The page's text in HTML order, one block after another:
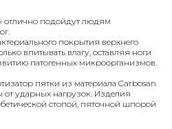
отлично подойдут людям
покрытия верхнего
впитывать влагу, оставляя ноги
патогенных микроорганизмов.
пятки из материала Carbosan
ударных нагрузок. Изделия
стопой, пяточной шпорой